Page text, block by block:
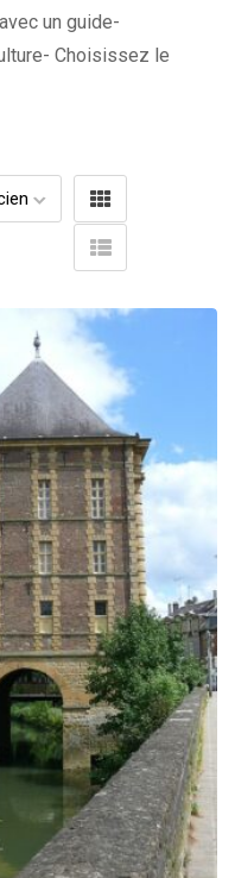
un guide-
Choisissez le